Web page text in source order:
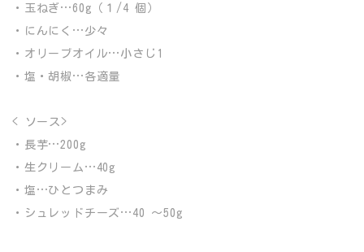
・玉ねぎ…60g（１/4 個）
・にんにく…少々
・オリーブオイル…小さじ1
・塩・胡椒…各適量
< ソース>
・長芋…200g
・生クリーム…40g
・塩…ひとつまみ
・シュレッドチーズ…40 〜50g